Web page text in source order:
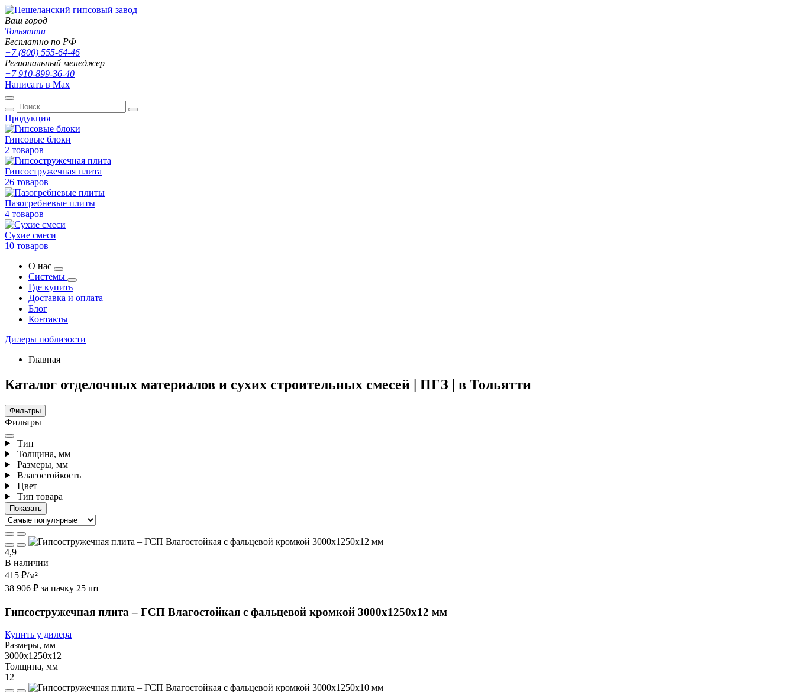
Ваш город
Тольятти
Бесплатно по РФ
+7 (800) 555-64-46
Региональный менеджер
+7 910-899-36-40
Написать в Max
Продукция
Гипсовые блоки
2 товаров
Гипсостружечная плита
26 товаров
Пазогребневые плиты
4 товаров
Сухие смеси
10 товаров
О нас
Системы
Где купить
Доставка и оплата
Блог
Контакты
Дилеры поблизости
Главная
Каталог отделочных материалов и сухих строительных смесей | ПГЗ | в Тольятти
Фильтры
Фильтры
Тип
Толщина, мм
Размеры, мм
Влагостойкость
Цвет
Тип товара
4,9
В наличии
415 ₽/м²
38 906 ₽ за пачку 25 шт
Гипсостружечная плита – ГСП Влагостойкая с фальцевой кромкой 3000х1250х12 мм
Купить у дилера
Размеры, мм
3000х1250х12
Толщина, мм
12